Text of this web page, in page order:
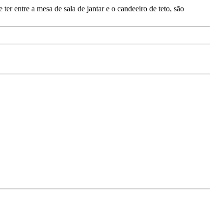
entre a mesa de sala de jantar e o candeeiro de teto, são